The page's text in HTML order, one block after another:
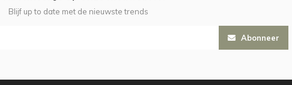
Blijf up to date met de nieuwste trends
Abonneer